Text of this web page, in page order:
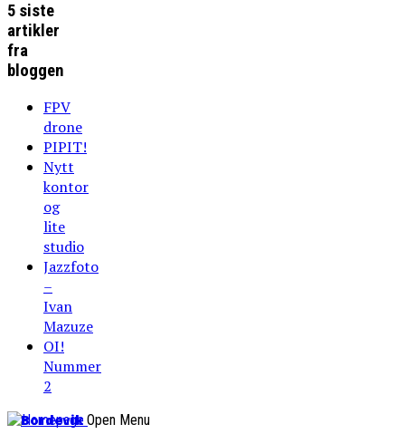
5 siste
artikler
fra
bloggen
FPV
drone
PIPIT!
Nytt
kontor
og
lite
studio
Jazzfoto
–
Ivan
Mazuze
OI!
Nummer
2
Bordevik Open Menu